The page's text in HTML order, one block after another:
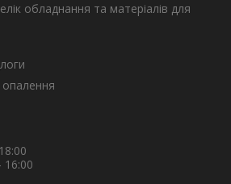
обладнання та матеріалів для
опалення
16:00